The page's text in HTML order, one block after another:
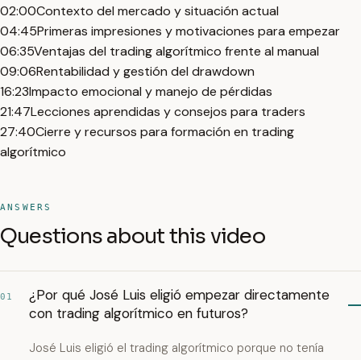
02:00Contexto del mercado y situación actual
04:45Primeras impresiones y motivaciones para empezar
06:35Ventajas del trading algorítmico frente al manual
09:06Rentabilidad y gestión del drawdown
16:23Impacto emocional y manejo de pérdidas
21:47Lecciones aprendidas y consejos para traders
27:40Cierre y recursos para formación en trading
algorítmico
ANSWERS
Questions about this video
01
¿Por qué José Luis eligió empezar directamente
con trading algorítmico en futuros?
José Luis eligió el trading algorítmico porque no tenía